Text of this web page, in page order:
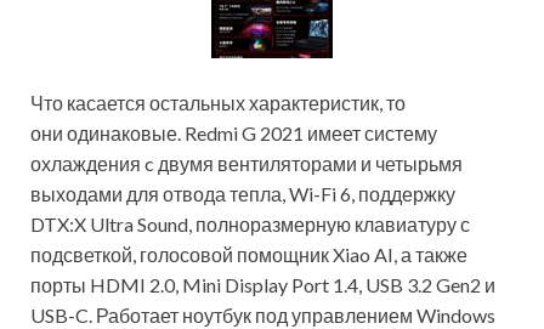
Что касается остальных характеристик, то
они одинаковые. Redmi G 2021 имеет систему
охлаждения c двумя вентиляторами и четырьмя
выходами для отвода тепла, Wi-Fi 6, поддержку
DTX:X Ultra Sound, полноразмерную клавиатуру с
подсветкой, голосовой помощник Xiao AI, а также
порты HDMI 2.0, Mini Display Port 1.4, USB 3.2 Gen2 и
USB-C. Работает ноутбук под управлением Windows